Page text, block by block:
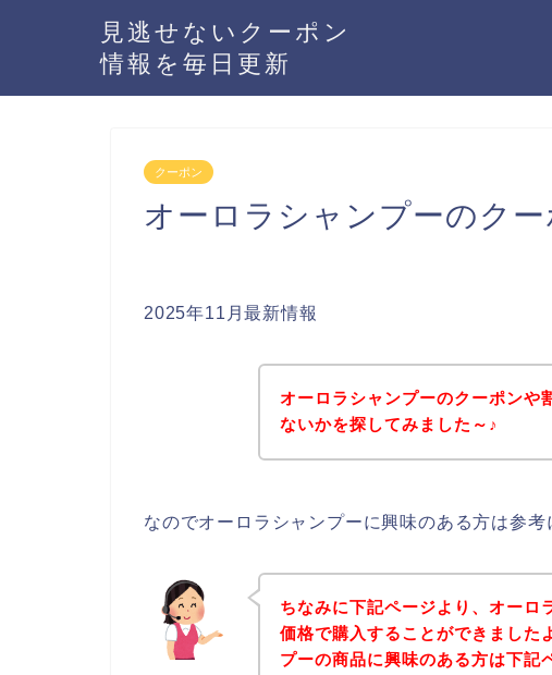
見逃せないクーポン
情報を毎日更新
クーポン
オーロラシャンプーのク
2025年11月最新情報
オーロラシャンプーのクーポンや
ないかを探してみました～♪
なのでオーロラシャンプーに興味のある方は参考
ちなみに下記ページより、オーロ
価格で購入することができました
プーの商品に興味のある方は下記